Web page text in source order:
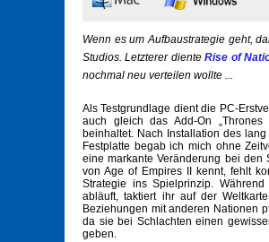
Wenn es um Aufbaustrategie geht,
Studios. Letzterer dienteRise of
nochmal neu verteilen wollte ...
Als Testgrundlage dient die PC-
auch gleich das Add-On
beinhaltet. Nach Installation des
Festplatte begab ich mich ohne
eine markante Veränderung bei
von Age of Empires II kennt, fehlt
Strategie ins Spielprinzip.
abläuft, taktiert ihr auf der
Beziehungen mit anderen Nationen
da sie bei Schlachten einen
geben.